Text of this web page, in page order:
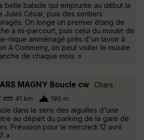
belle balade qui emprunte au début la
Jules César, puis des sentiers
On longe un premier étang de
à mi-parcourt, puis celui du moulin de
nique amménagé près d'un lavoir à
A Commeny, on peut visiter le musée
de chaque mois. »
MAGNY Boucle cw Chars
41 km 190 m
dans le sens des aiguilles d'une
au départ du parking de la gare de
Prévision pour le mercredi 12 avril
»